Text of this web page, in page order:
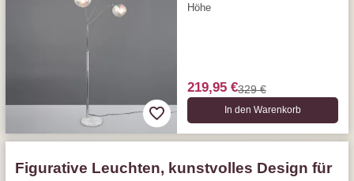
Höhe
219,95 €329 €
In den Warenkorb
Figurative Leuchten, kunstvolles Design für